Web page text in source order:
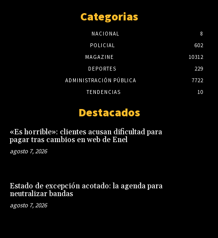
Categorias
NACIONAL
8
POLICIAL
602
MAGAZINE
10312
DEPORTES
229
ADMINISTRACIÓN PÚBLICA
7722
TENDENCIAS
10
Destacados
«Es horrible»: clientes acusan dificultad para
pagar tras cambios en web de Enel
agosto 7, 2026
Estado de excepción acotado: la agenda para
neutralizar bandas
agosto 7, 2026